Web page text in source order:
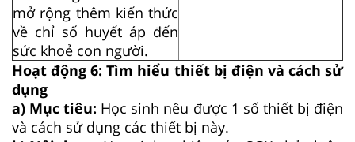
mở rộng thêm kiến thức
về chỉ số huyết áp đến
sức khoẻ con người.
Hoạt động 6: Tìm hiểu thiết bị điện và cách sử
dụng
a) Mục tiêu: Học sinh nêu được 1 số thiết bị điện
và cách sử dụng các thiết bị này.